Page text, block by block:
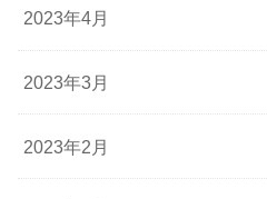
2023年4月
2023年3月
2023年2月